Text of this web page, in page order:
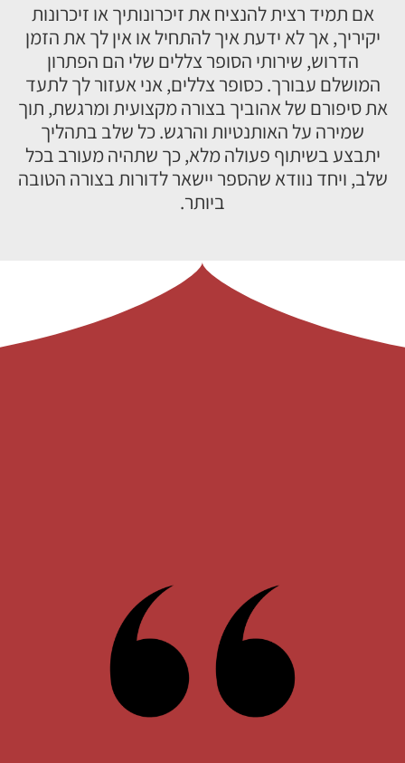
אם תמיד רצית להנציח את זיכרונותיך או זיכרונות
יקיריך, אך לא ידעת איך להתחיל או אין לך את הזמן
הדרוש, שירותי הסופר צללים שלי הם הפתרון
המושלם עבורך. כסופר צללים, אני אעזור לך לתעד
את סיפורם של אהוביך בצורה מקצועית ומרגשת, תוך
שמירה על האותנטיות והרגש. כל שלב בתהליך
יתבצע בשיתוף פעולה מלא, כך שתהיה מעורב בכל
שלב, ויחד נוודא שהספר יישאר לדורות בצורה הטובה
ביותר.